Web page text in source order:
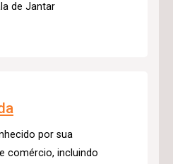
de Jantar
por sua
comércio, incluindo